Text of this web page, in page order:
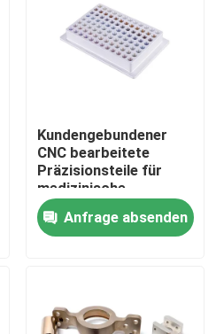
Kundengebundener
CNC bearbeitete
Präzisionsteile für
medizinische
Ausrüstung -, die die
Farbe maschinell u.
Form besonders
Anfrage absenden